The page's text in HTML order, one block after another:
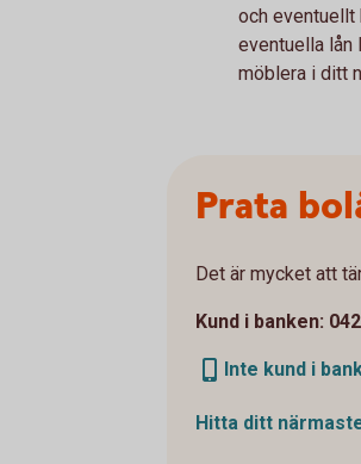
och eventuellt
eventuella lån
möblera i ditt
Prata
Det är mycket att
Kund i banken:
Inte kund i
Hitta ditt